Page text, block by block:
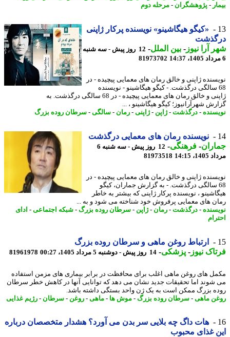
-پژوهشگران- مرحله دوم
«کیگو هیگاشینو» نویسنده پرکار ژاپنی
آرا نیوز-بین الملل-
12 روز پیش - سه شنبه
81973702
ژاپنی و خالق رمان های معمایی پیچیده - در
سالگی درگذشت. - کیگو هیگاشینو - نویسنده
ژاپنی و خالق رمان های معمایی پیچیده - در 68 سالگی درگذشت. به
شهرآرانیوز؛ کیگو هیگاشینو ، ...
-درگذشت-ژاپن- ژاپنی -رمان -سالگی-سرطان روده بزرگ
نویسنده رمان های معمایی درگذشت
- فرهنگی-
12 روز پیش - سه شنبه 6
14:15
81973518
ژاپنی و خالق رمان های معمایی پیچیده - در
سالگی درگذشت. - به گزارش جماران، کیگو
، نویسنده پرکار ژاپنی که بیشتر به خاطر
های معمایی پرفروش خود شناخته می شود و به ...
-درگذشت-رمان -ژاپن- سرطان روده بزرگ- شبکه اجتماعی-ادای
ارتباط روغن ماهی و سرطان روده بزرگ
نیوز-پزشکی-14 روز پیش - دوشنبه 5 مرداد 1405، 00:27 81961978
های روغن ماهی اغلب برای محافظت در برابر بیماری های مزمن استفاده
اما تحقیقات جدید نشان می دهد که توانایی آنها در کاهش خطر سرطان
بزرگ ممکن است به یک ژن واحد بستگی داشته باشد.
ماهی-سرطان روده بزرگ- موش ها- ماهی-روغن -سرطان -رژیم غذایی
هات داگ چه بلایی سر بدن می آورد؟ هشدار متخصصان درباره
غذای محبوب